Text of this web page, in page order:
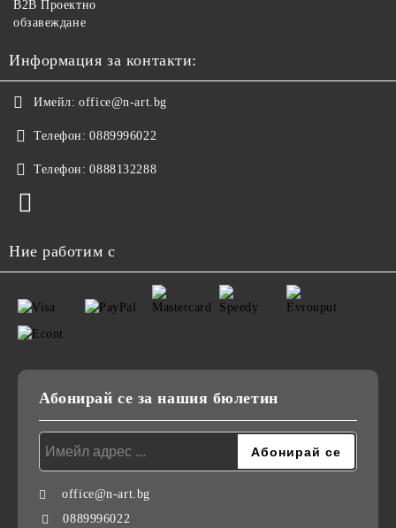
B2B Проектно
обзавеждане
Информация за контакти:
Имейл: office@n-art.bg
Телефон: 0889996022
Телефон: 0888132288
Ние работим с
Абонирай се за нашия бюлетин
office@n-art.bg
0889996022